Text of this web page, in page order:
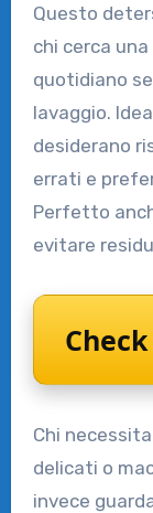
Questo
chi cerca
quotidiano
lavaggio.
desiderano
errati e
Perfetto
evitare
Chi
delicati o
invece